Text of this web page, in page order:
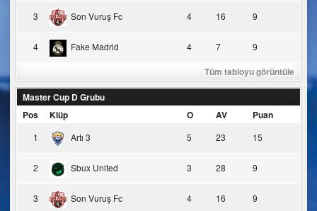
3 Son Vuruş Fc 4 16 9
4 Fake Madrid 4 7 9
Tüm tabloyu görüntüle
Master Cup D Grubu
Pos
Klüp O AV Puan
1 Artı 3 5 23 15
2 Sbux United 3 28 9
3 Son Vuruş Fc 4 16 9